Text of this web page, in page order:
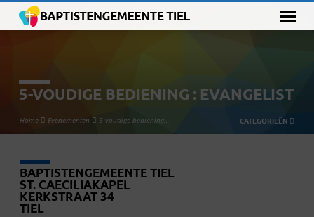
5-VOUDIGE BEDIENING : EVANGELIST
Home Evenementen 5-voudige bediening… CATEGORIEËN
BAPTISTENGEMEENTE TIEL
ST. CAECILIAKAPEL
KERKSTRAAT 34
TIEL